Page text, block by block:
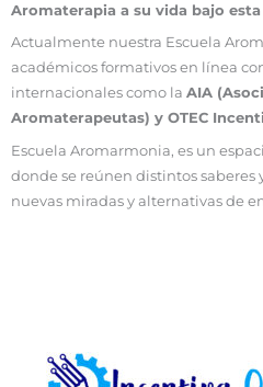
Aromaterapia a su vida bajo
Actualmente nuestra Escuela
académicos formativos en línea
internacionales como la AIA
Aromaterapeutas) y OTEC
Escuela Aromarmonia, es un
donde se reúnen distintos saberes
nuevas miradas y alternativas de